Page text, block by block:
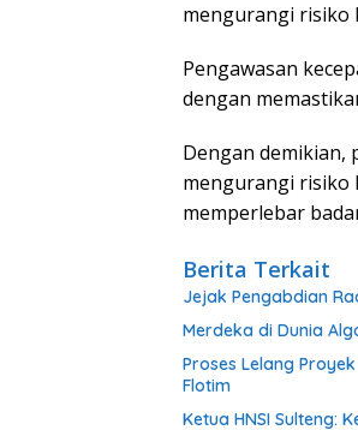
mengurangi risiko
Pengawasan
dengan
Dengan
mengurangi risiko
memperlebar
Berita Terkait
Jejak Pengabdian
Merdeka di Dunia
Proses Lelang
Flotim
Ketua HNSI Sulteng: